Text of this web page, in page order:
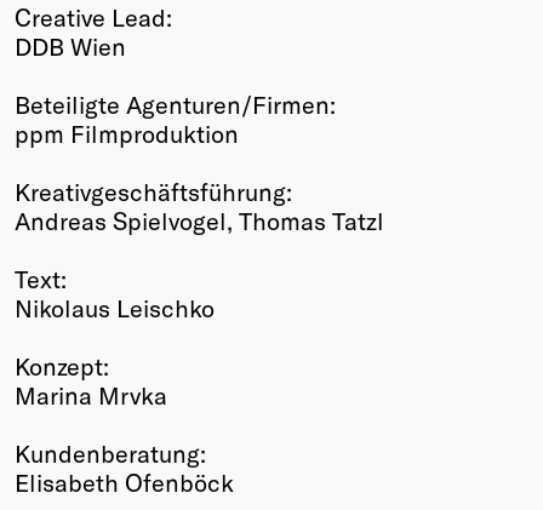
Creative Lead:
DDB Wien
Beteiligte Agenturen/Firmen:
ppm Filmproduktion
Kreativgeschäftsführung:
Andreas Spielvogel, Thomas Tatzl
Text:
Nikolaus Leischko
Konzept:
Marina Mrvka
Kundenberatung:
Elisabeth Ofenböck